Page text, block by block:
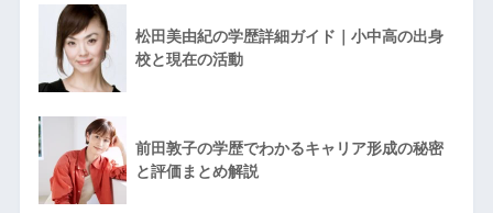
松田美由紀の学歴詳細ガイド｜小中高の出身
校と現在の活動
前田敦子の学歴でわかるキャリア形成の秘密
と評価まとめ解説